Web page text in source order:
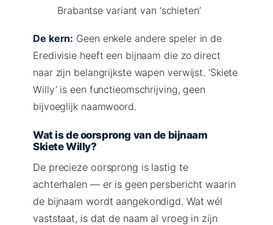
Brabantse variant van ‘schieten’
De kern: Geen enkele andere speler in de
Eredivisie heeft een bijnaam die zo direct
naar zijn belangrijkste wapen verwijst. ‘Skiete
Willy’ is een functieomschrijving, geen
bijvoeglijk naamwoord.
Wat is de oorsprong van de bijnaam
Skiete Willy?
De precieze oorsprong is lastig te
achterhalen — er is geen persbericht waarin
de bijnaam wordt aangekondigd. Wat wél
vaststaat, is dat de naam al vroeg in zijn